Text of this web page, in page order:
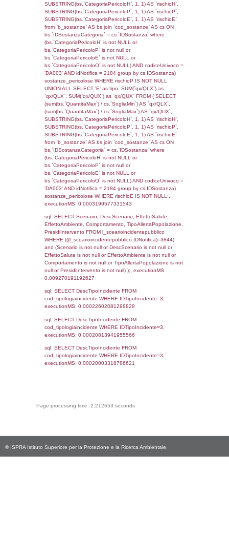
((f_territori_limitrofi.IDTipoTerritorio)=7)),
0.068526029586792
sql: SELECT f_territori_limitrofi.Distanza,
f_territori_limitrofi.Direzione,
f_territori_limitrofi.Denominazione,
rofi.DescAltro FROM f_territori_limitrofi
cod_territori_tipologia ON
(f_territori_limitrofi.IDTipologiaTerritorio =
cod_territori_tipologia.IDTipologiaTerritorio)
(f_territori_limitrofi.IDTipoTerritorio =
cod_territori_tipologia.IDTerritorioTP)
(((f_territori_limitrofi.IDNotifica)=3844) AND
((f_territori_limitrofi.IDTipoTerritorio)=8)),
0.069451808929443
sql: SELECT
reg_f_territori_limitrofi.Denominazione,
_limitrofi.DescAltro FROM
JOIN cod_territori_tipologia ON
(reg_f_territori_limitrofi.IDTipologiaTerritorio =
cod_territori_tipologia.IDTipologiaTerritorio)
(reg_f_territori_limitrofi.IDTipoTerritorio =
cod_territori_tipologia.IDTerritorioTP)
sql: SELECT f_territori_limitrofi.Distanza,
rofi.DescAltro FROM f_territori_limitrofi
cod_territori_tipologia.IDTipologiaTerritorio)
(f_territori_limitrofi.IDTipoTerritorio =